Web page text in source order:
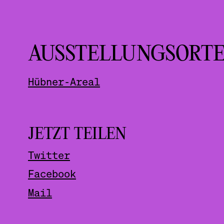
Hübner-Areal
JETZT TEILEN
Twitter
Facebook
Mail